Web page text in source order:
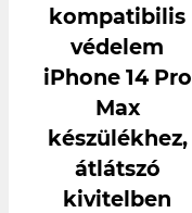
kompatibilis
védelem
iPhone 14 Pro
Max
készülékhez,
átlátszó
kivitelben